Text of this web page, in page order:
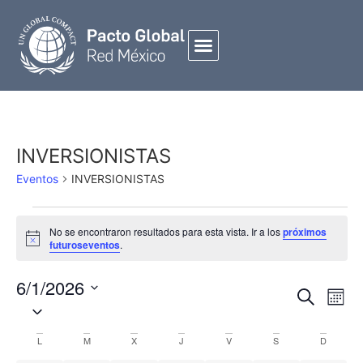
INVERSIONISTAS
Eventos INVERSIONISTAS
Notice
No se encontraron resultados para esta vista. Ir a lospróximos
futuroseventos.
Buscar
DE
Mes
6/1/2026
Seleccionar
fecha.
Calendario
L M X J V S D